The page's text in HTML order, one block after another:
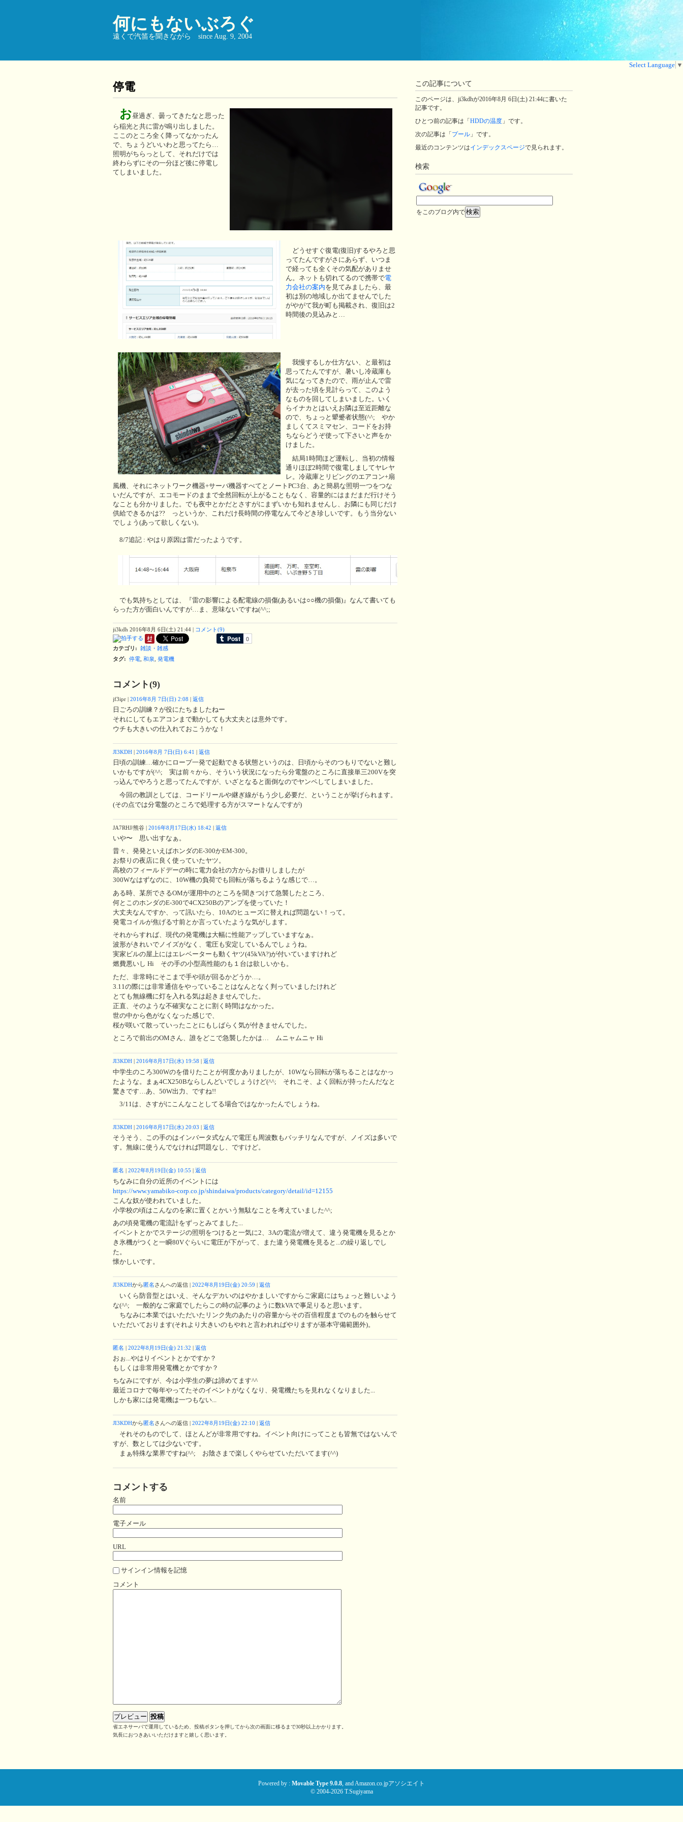
何にもないぶろぐ
遠くで汽笛を聞きながら since Aug. 9, 2004
Select Language ▼
停電
お昼過ぎ、曇ってきたなと思った
ら稲光と共に雷が鳴り出しました。
ここのところ全く降ってなかったん
で、ちょうどいいわと思ってたら…
照明がちらっとして、それだけでは
終わらずにその一分ほど後に停電し
てしまいました。
どうせすぐ復電(復旧)するやろと思
ってたんですがさにあらず、いつま
で経っても全くその気配がありませ
ん。ネットも切れてるので携帯で電
力会社の案内を見てみましたら、最
初は別の地域しか出てませんでした
がやがて我が町も掲載され、復旧は2
時間後の見込みと…
我慢するしか仕方ない、と最初は
思ってたんですが、暑いし冷蔵庫も
気になってきたので、雨が止んで雷
が去った頃を見計らって、このよう
なものを回してしまいました。いく
らイナカとはいえお隣は至近距離な
ので、ちょっと顰蹙者状態(^^; やか
ましくてスミマセン、コードをお持
ちならどうぞ使って下さいと声をか
けました。
結局1時間ほど運転し、当初の情報
通りほぼ2時間で復電しましてヤレヤ
レ。冷蔵庫とリビングのエアコン+扇
風機、それにネットワーク機器+サーバ機器すべてとノートPC3台、あと簡易な照明一つをつな
いだんですが、エコモードのままで全然回転が上がることもなく、容量的にはまだまだ行けそう
なことも分かりました。でも夜中とかだとさすがにまずいかも知れませんし、お隣にも同じだけ
供給できるかは?? っというか、これだけ長時間の停電なんて今どき珍しいです。もう当分ない
でしょう(あって欲しくない)。
8/7追記 : やはり原因は雷だったようです。
でも気持ちとしては、『雷の影響による配電線の損傷(あるいは○○機の損傷)』なんて書いても
らった方が面白いんですが…ま、意味ないですね(^^;;
ji3kdh 2016年8月 6日(土) 21:44 コメント(9)
カテゴリ : 雑談・雑感
タグ: 停電, 和泉 発電機
コメント(9)
jf3ipr | 2016年8月 7日(日) 2:08 | 返信
日ごろの訓練？が役にたちましたねー
それにしてもエアコンまで動かしても大丈夫とは意外です。
ウチも大きいの仕入れておこうかな！
JI3KDH | 2016年8月 7日(日) 6:41 | 返信
日頃の訓練…確かにロープ一発で起動できる状態というのは、日頃からそのつもりでないと難し
いかもですが(^^; 実は前々から、そういう状況になったら分電盤のところに直接単三200Vを突
っ込んでやろうと思ってたんですが、いざとなると面倒なのでヤンペしてしまいました。
今回の教訓としては、コードリールや継ぎ線がもう少し必要だ、ということが挙げられます。
(その点では分電盤のところで処理する方がスマートなんですが)
JA7RHJ/熊谷 | 2016年8月17日(水) 18:42 | 返信
いや〜 思い出すなぁ。
昔々、発発といえばホンダのE-300かEM-300。
お祭りの夜店に良く使っていたヤツ。
高校のフィールドデーの時に電力会社の方からお借りしましたが
300Wなはずなのに、10W機の負荷でも回転が落ちるような感じで…。
ある時、某所でさるOMが運用中のところを聞きつけて急襲したところ、
何とこのホンダのE-300で4CX250Bのアンプを使っていた！
大丈夫なんですか、って訊いたら、10Aのヒューズに替えれば問題ない！って。
発電コイルが焦げる寸前とか言っていたような気がします。
それからすれば、現代の発電機は大幅に性能アップしていますなぁ。
波形がきれいでノイズがなく、電圧も安定しているんでしょうね。
実家ビルの屋上にはエレベーターも動くヤツ(45kVA?)が付いていますけれど
燃費悪いし Hi その手の小型高性能のも１台は欲しいかも。
ただ、非常時にそこまで手や頭が回るかどうか…。
3.11の際には非常通信をやっていることはなんとなく判っていましたけれど
とても無線機に灯を入れる気は起きませんでした。
正直、そのような不確実なことに割く時間はなかった。
世の中から色がなくなった感じで、
桜が咲いて散っていったことにもしばらく気が付きませんでした。
ところで前出のOMさん、誰をどこで急襲したかは… ムニャムニャ Hi
JI3KDH 2016年8月17日(水) 19:58 返信
中学生のころ300Wのを借りたことが何度かありましたが、10Wなら回転が落ちることはなかっ
たような。まぁ4CX250Bならしんどいでしょうけど(^^; それこそ、よく回転が持ったんだなと
驚きです…あ、50W出力、ですね!!
3/11は、さすがにこんなことしてる場合ではなかったんでしょうね。
JI3KDH | 2016年8月17日(水) 20:03 | 返信
そうそう、この手のはインバータ式なんで電圧も周波数もバッチリなんですが、ノイズは多いで
す。無線に使うんでなければ問題なし、ですけど。
匿名 2022年8月19日(金) 10:55 返信
ちなみに自分の近所のイベントには
https://www.yamabiko-corp.co.jp/shindaiwa/products/category/detail/id=12155
こんな奴が使われていました。
小学校の頃はこんなのを家に置くとかいう無駄なことを考えていました^^;
あの頃発電機の電流計をずっとみてました...
イベントとかでステージの照明をつけると一気に2、3Aの電流が増えて、違う発電機を見るとか
き氷機がつくと一瞬80Vぐらいに電圧が下がって、また違う発電機を見ると...の繰り返しでし
た。
懐かしいです。
JI3KDHから匿名さんへの返信 | 2022年8月19日(金) 20:59 返信
いくら防音型とはいえ、そんなデカいのはやかましいですからご家庭にはちょっと難しいよう
な(^^; 一般的なご家庭でしたらこの時の記事のように数kVAで事足りると思います。
ちなみに本業ではいただいたリンク先のあたりの容量からその百倍程度までのものを触らせて
いただいております(それより大きいのもやれと言われればやりますが基本守備範囲外)。
匿名 | 2022年8月19日(金) 21:32 | 返信
おぉ...やはりイベントとかですか？
もしくは非常用発電機とかですか？
ちなみにですが、今は小学生の夢は諦めてます^^
最近コロナで毎年やってたそのイベントがなくなり、発電機たちを見れなくなりました...
しかも家には発電機は一つもない...
JI3KDHから匿名さんへの返信 | 2022年8月19日(金) 22:10 返信
それそのものでして、ほとんどが非常用ですね。イベント向けにってことも皆無ではないんで
すが、数としては少ないです。
まぁ特殊な業界ですね(^^; お陰さまで楽しくやらせていただいてます(^^)
コメントする
名前
電子メール
URL
サインイン情報を記憶
コメント
省エネサーバで運用しているため、投稿ボタンを押してから次の画面に移るまで30秒以上かかります。
気長におつきあいいただけますと嬉しく思います。
この記事について
このページは、ji3kdhが2016年8月 6日(土) 21:44に書いた
記事です。
ひとつ前の記事は「 HDDの温度 」です。
次の記事は「 プール 」です。
最近のコンテンツはインデックスページで見られます。
検索
をこのブログ内で
Powered by : Movable Type 9.0.8, andAmazon.co.jpアソシエイト
© 2004-2026 T.Sugiyama